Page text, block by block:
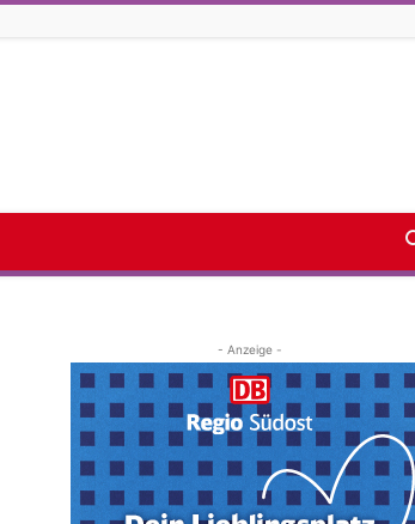
- Anzeige -